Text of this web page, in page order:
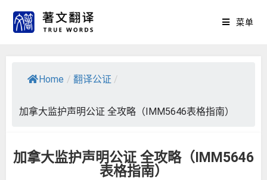
菜单
Home / 翻译公证 /
加拿大监护声明公证 全攻略（IMM5646表格指南）
加拿大监护声明公证 全攻略（IMM5646
表格指南）